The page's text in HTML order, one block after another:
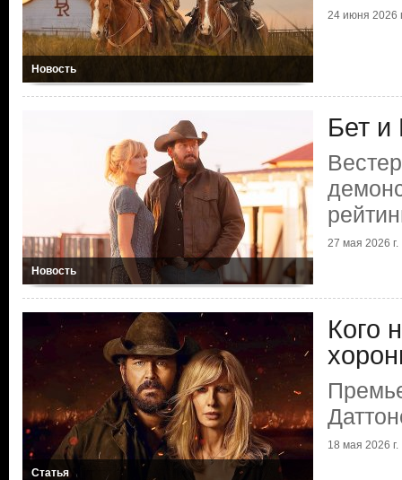
Новость
24 июня 2026
Новость
Бет и
27 мая 2026 г.
Статья
Кого
18 мая 2026 г.